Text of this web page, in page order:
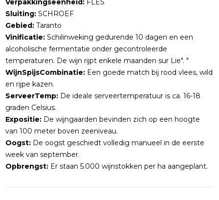
Verpakkingseenheid: FLES
Sluiting: SCHROEF
Gebied: Taranto
Vinificatie: Schilinweking gedurende 10 dagen en een
alcoholische fermentatie onder gecontroleerde
temperaturen. De wijn rijpt enkele maanden sur Lie". "
WijnSpijsCombinatie: Een goede match bij rood vlees, wild
en rijpe kazen.
ServeerTemp: De ideale serveertemperatuur is ca. 16-18
graden Celsius.
Expositie: De wijngaarden bevinden zich op een hoogte
van 100 meter boven zeeniveau.
Oogst: De oogst geschiedt volledig manueel in de eerste
week van september.
Opbrengst: Er staan 5.000 wijnstokken per ha aangeplant.